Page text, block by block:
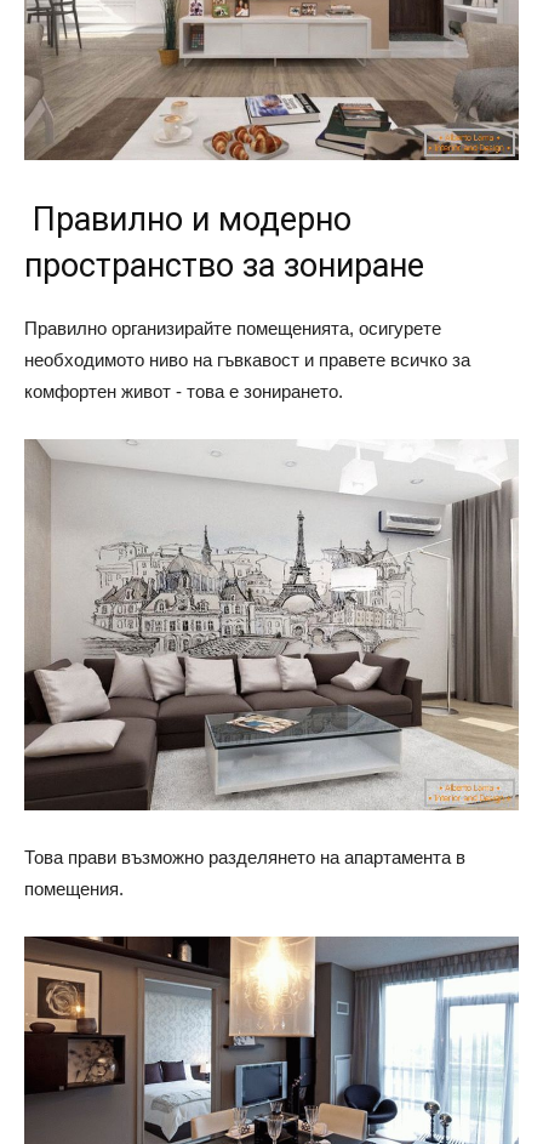
Правилно и модерно
пространство за зониране
Правилно организирайте помещенията, осигурете
необходимото ниво на гъвкавост и правете всичко за
комфортен живот - това е зонирането.
Това прави възможно разделянето на апартамента в
помещения.